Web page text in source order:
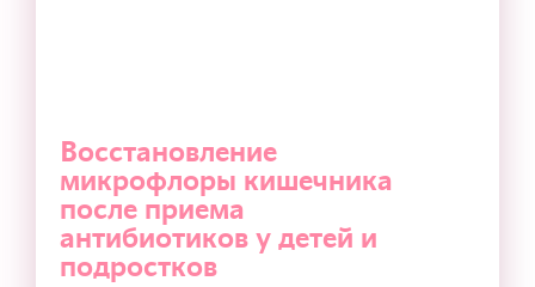
Восстановление
микрофлоры кишечника
после приема
антибиотиков у детей и
подростков